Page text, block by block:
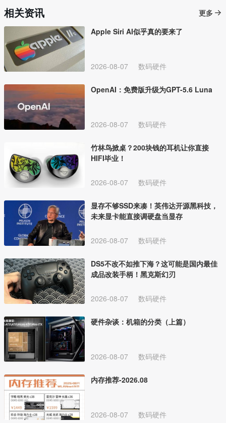
相关资讯
更多
Apple Siri AI似乎真的要来了
2026-08-07 数码硬件
OpenAI：免费版升级为GPT-5.6 Luna
2026-08-07 数码硬件
竹林鸟掀桌？200块钱的耳机让你直接
HIFI毕业！
2026-08-07 数码硬件
显存不够SSD来凑！英伟达开源黑科技，
未来显卡能直接调硬盘当显存
2026-08-07 数码硬件
DS5不改不如推下海？这可能是国内最佳
成品改装手柄！黑克斯幻刃
2026-08-07 数码硬件
硬件杂谈：机箱的分类（上篇）
2026-08-07 数码硬件
内存推荐-2026.08
2026-08-07 数码硬件